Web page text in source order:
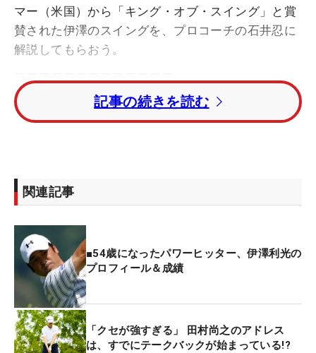
マー（米国）から「キング・オブ・スイング」と賞
賛された伊澤のスイングを、プロコーチの石井忍に
解説してもらおう。
シニア離れしたパワー！ 伊澤利光のドライバース
イング【正面・後方連続写真】
っぽくないスイングですね。まずバックスイングで
は、腕の三角形をずっと変えずに上げていくこと
だけ右腕を伸ばしっぱなしで上げると、腕の剛性と
しては弱いので、トップでヘッドが下に垂れたりル
ーズになりやすいんです。でも伊澤さんはパワーが
あるので、コンパクトに収まる。たとえば、女子が
こういう感じで上げると、“くたーん”とルーズにな
りがちです。
記事の続きを読む
関連記事
■54歳になったパワーヒッター、伊澤利光の
プロフィール＆成績
「クセが強すぎる」 田村尚之のアドレス
は、すでにテークバックが始まっている!?